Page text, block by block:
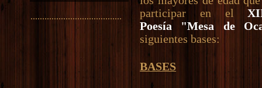
.......................................
participar en el
Poesía "Mesa de
siguientes bases:
BASES